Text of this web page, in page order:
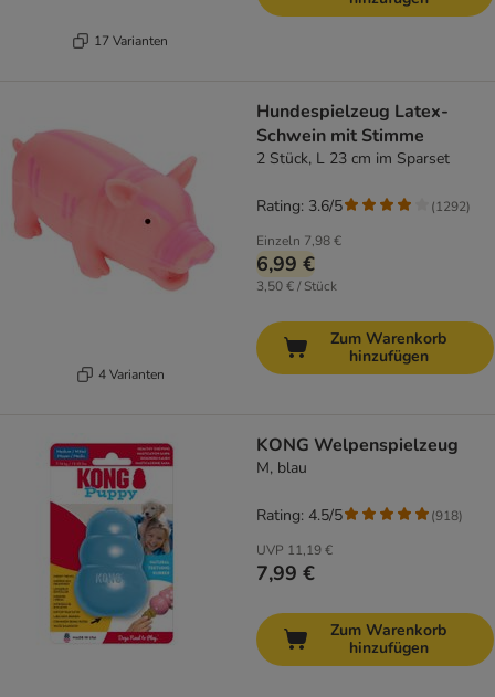
17 Varianten
4 Varianten
Hundespielzeug Latex-
Schwein mit Stimme
2 Stück, L 23 cm im Sparset
Einzeln 7,98 €
6,99 €
3,50 € / Stück
Rating: 3.6/5 (1292)
Zum Warenkorb
hinzufügen
KONG Welpenspielzeug
M, blau
UVP 11,19 €
7,99 €
Rating: 4.5/5 (918)
Zum Warenkorb
hinzufügen